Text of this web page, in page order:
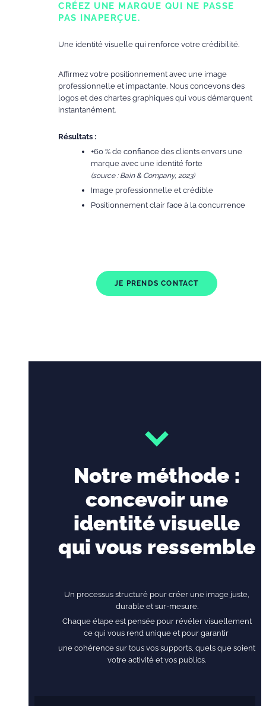
CRÉEZ UNE MARQUE QUI NE PASSE
PAS INAPERÇUE.
Une identité visuelle qui renforce votre crédibilité.
Affirmez votre positionnement avec une image
professionnelle et impactante. Nous concevons des
logos et des chartes graphiques qui vous démarquent
instantanément.
Résultats :
+60 % de confiance des clients envers une
marque avec une identité forte
(source : Bain & Company, 2023)
Image professionnelle et crédible
Positionnement clair face à la concurrence
JE PRENDS CONTACT
Notre méthode :
concevoir une
identité visuelle
qui vous ressemble
Un processus structuré pour créer une image juste,
durable et sur-mesure.
Chaque étape est pensée pour révéler visuellement
ce qui vous rend unique et pour garantir
une cohérence sur tous vos supports, quels que soient
votre activité et vos publics.